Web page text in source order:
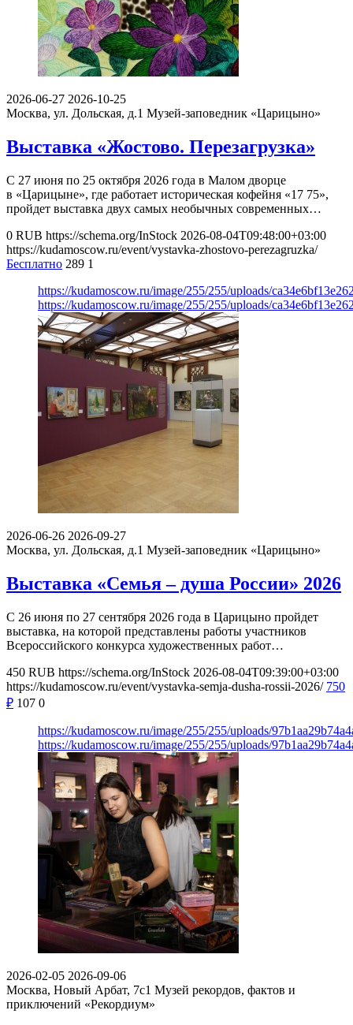
2026-06-27 2026-10-25
Москва, ул. Дольская, д.1 Музей-заповедник «Царицыно»
Выставка «Жостово. Перезагрузка»
С 27 июня по 25 октября 2026 года в Малом дворце
в «Царицыне», где работает историческая кофейня «17 75»,
пройдет выставка двух самых необычных современных…
0 RUB https://schema.org/InStock 2026-08-04T09:48:00+03:00
https://kudamoscow.ru/event/vystavka-zhostovo-perezagruzka/
Бесплатно 289 1
https://kudamoscow.ru/image/255/255/uploads/
https://kudamoscow.ru/image/255/255/uploads/
2026-06-26 2026-09-27
Москва, ул. Дольская, д.1 Музей-заповедник «Царицыно»
Выставка «Семья – душа России» 2026
С 26 июня по 27 сентября 2026 года в Царицыно пройдет
выставка, на которой представлены работы участников
Всероссийского конкурса художественных работ…
450 RUB https://schema.org/InStock 2026-08-04T09:39:00+03:00
https://kudamoscow.ru/event/vystavka-semja-dusha-rossii-2026/ 750
₽ 107 0
https://kudamoscow.ru/image/255/255/uploads/
https://kudamoscow.ru/image/255/255/uploads/
2026-02-05 2026-09-06
Москва, Новый Арбат, 7с1 Музей рекордов, фактов и
приключений «Рекордиум»